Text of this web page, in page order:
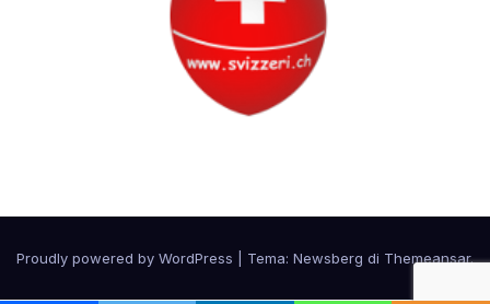
Proudly powered by WordPress Tema: Newsberg di Themeansar.